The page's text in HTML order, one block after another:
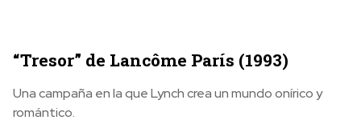
“Tresor” de Lancôme París (1993)
Una campaña en la que Lynch crea un mundo onírico y
romántico.